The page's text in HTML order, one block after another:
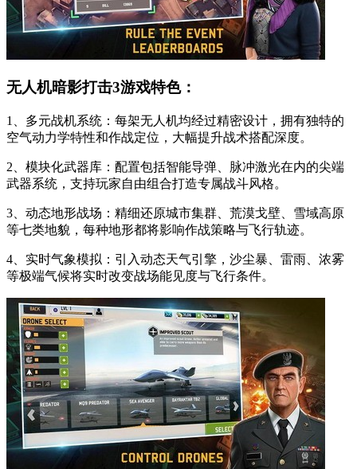
无人机暗影打击3游戏特色：
1、多元战机系统：每架无人机均经过精密设计，拥有独特的
空气动力学特性和作战定位，大幅提升战术搭配深度。
2、模块化武器库：配置包括智能导弹、脉冲激光在内的尖端
武器系统，支持玩家自由组合打造专属战斗风格。
3、动态地形战场：精细还原城市集群、荒漠戈壁、雪域高原
等七类地貌，每种地形都将影响作战策略与飞行轨迹。
4、实时气象模拟：引入动态天气引擎，沙尘暴、雷雨、浓雾
等极端气候将实时改变战场能见度与飞行条件。